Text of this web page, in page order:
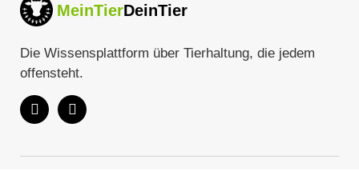
MeinTierDeinTier
Die Wissensplattform über Tierhaltung, die jedem
offensteht.